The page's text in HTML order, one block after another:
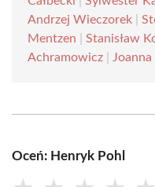
Andrzej Wieczorek
Mentzen
Stanisław
Achramowicz
Oceń: Henryk Pohl